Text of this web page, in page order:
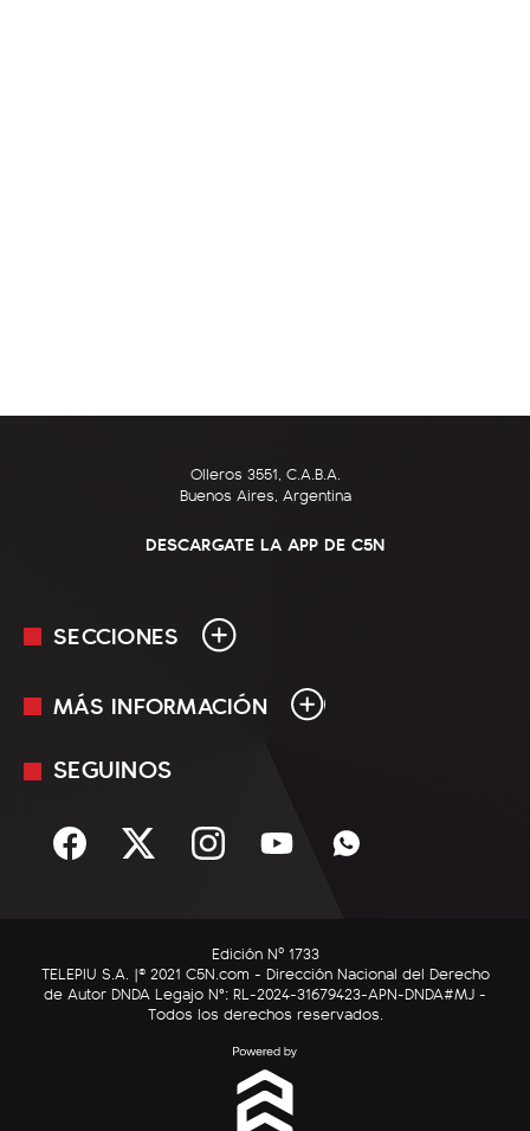
Olleros 3551, C.A.B.A.
Buenos Aires, Argentina
DESCARGATE LA APP DE C5N
SECCIONES
En Vivo
Sociedad
C5N Autos
RatingCero
MÁS INFORMACIÓN
Mediakit
Términos y condiciones
SEGUINOS
Edición Nº 1733
TELEPIU S.A. |© 2021 C5N.com - Dirección Nacional del Derecho
de Autor DNDA Legajo N°: RL-2024-31679423-APN-DNDA#MJ -
Todos los derechos reservados.